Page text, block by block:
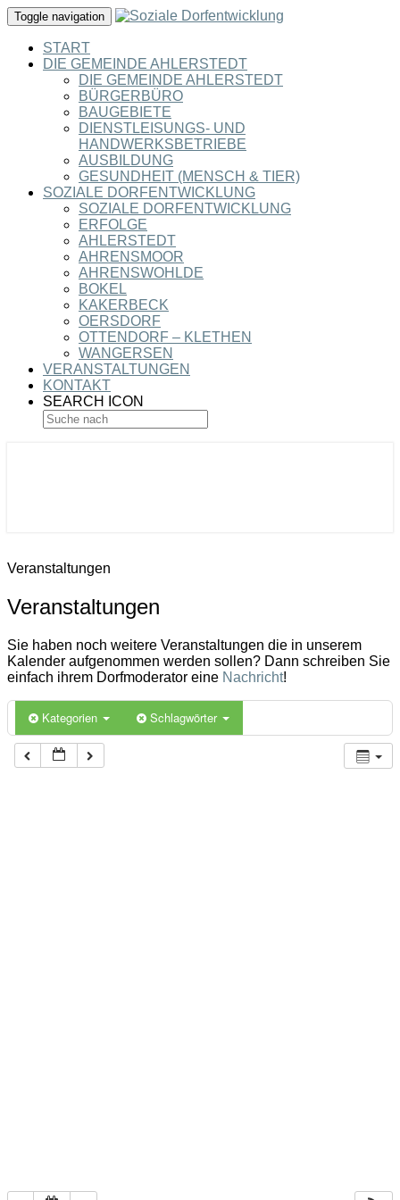
Toggle navigation
START
DIE GEMEINDE AHLERSTEDT
DIE GEMEINDE AHLERSTEDT
BÜRGERBÜRO
BAUGEBIETE
DIENSTLEISUNGS- UND
HANDWERKSBETRIEBE
AUSBILDUNG
GESUNDHEIT (MENSCH & TIER)
SOZIALE DORFENTWICKLUNG
SOZIALE DORFENTWICKLUNG
ERFOLGE
AHLERSTEDT
AHRENSMOOR
AHRENSWOHLDE
BOKEL
KAKERBECK
OERSDORF
OTTENDORF – KLETHEN
WANGERSEN
VERANSTALTUNGEN
KONTAKT
SEARCH ICON
Veranstaltungen
Veranstaltungen
Sie haben noch weitere Veranstaltungen die in unserem
Kalender aufgenommen werden sollen? Dann schreiben Sie
einfach ihrem Dorfmoderator eine Nachricht!
Kategorien Schlagwörter